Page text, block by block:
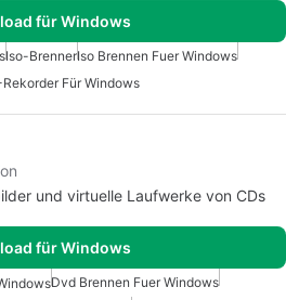
für Windows
Iso-BrennerIso Brennen Fuer Windows
Für Windows
und virtuelle Laufwerke von CDs
für Windows
Dvd Brennen Fuer Windows